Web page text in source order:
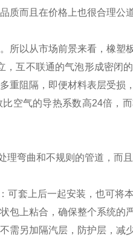
质而且在价格上也很合理公
所以从市场前景来看，橡塑
互不联通的气泡形成密闭
重阻隔，即便材料表层受损
空气的导热系数高24倍，
弯曲和不规则的管道，而且
套上后一起安装，也可将
包上粘合，确保整个系统的
需另加隔汽层，防护层，减